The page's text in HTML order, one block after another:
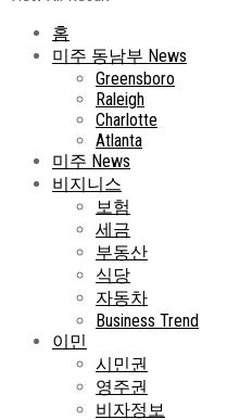
홈
미주 동남부 News
Greensboro
Raleigh
Charlotte
Atlanta
미주 News
비지니스
보험
세금
부동산
식당
자동차
Business Trend
이민
시민권
영주권
비자정보